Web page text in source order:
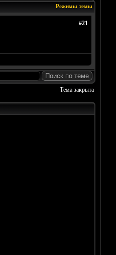
Режимы темы
#21
Тема закрыта